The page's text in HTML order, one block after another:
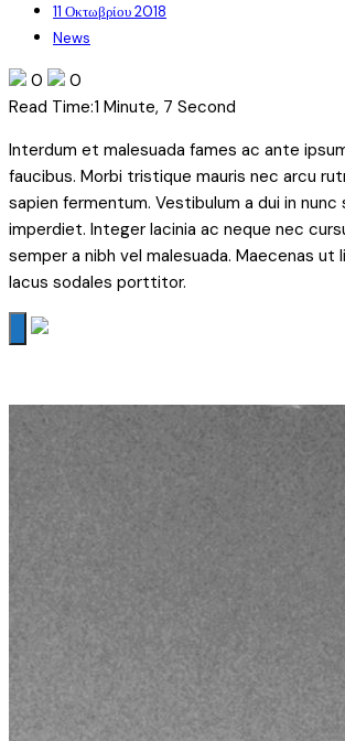
11 Οκτωβρίου 2018
News
0
0
Read Time:1 Minute, 7 Second
Interdum et malesuada fames ac ante
faucibus. Morbi tristique mauris nec arcu
sapien fermentum. Vestibulum a dui in nunc
imperdiet. Integer lacinia ac neque nec
semper a nibh vel malesuada. Maecenas ut
lacus sodales porttitor.